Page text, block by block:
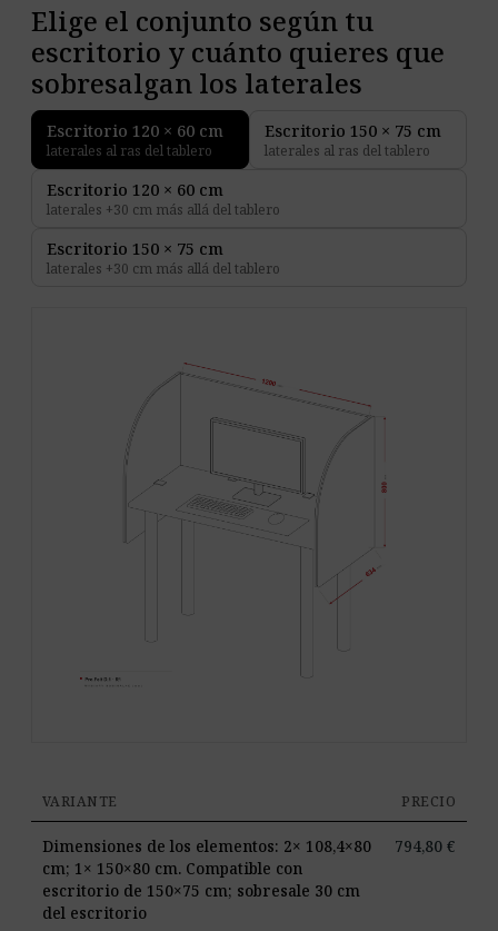
Elige el conjunto según tu
escritorio y cuánto quieres que
sobresalgan los laterales
Escritorio 120 × 60 cm
laterales al ras del tablero
Escritorio 150 × 75 cm
laterales al ras del tablero
Escritorio 120 × 60 cm
laterales +30 cm más allá del tablero
Escritorio 150 × 75 cm
laterales +30 cm más allá del tablero
VARIANTE PRECIO
Dimensiones de los elementos: 2× 108,4×80
cm; 1× 150×80 cm. Compatible con
escritorio de 150×75 cm; sobresale 30 cm
del escritorio
794,80 €